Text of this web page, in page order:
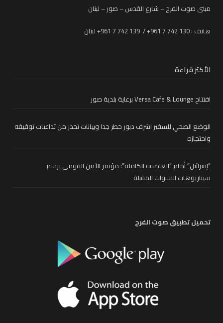
مبنى صوت الفرح – شارع القدس – صور – لبنان
هاتف : 130 742 7 961+ / 139 742 7 961+ لبنان
الأكثر قراءة
افتتاح Versa Cafe & Lounge برعاية بلدية صور
الوضع الصحي للسفير اشرف دبور خطر جدا وبيانات تحذر من تداعيات توقيفه
واحتجازه
“إسرائيل” أمام “العاصفة الكاملة”: مؤتمر الأمن القومي يرسم
سيناريوهات السنوات المقبلة
تحميل تطبيق صوت الفرح